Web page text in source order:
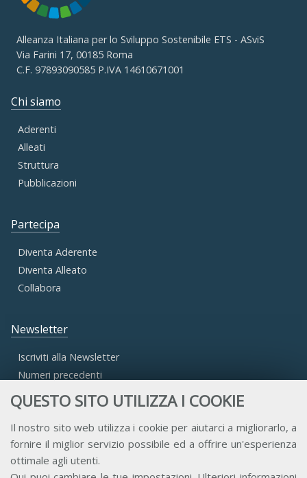
QUESTO SITO UTILIZZA I COOKIE
Il nostro sito web utilizza i cookie per aiutarci a migliorarlo, a
fornire il miglior servizio possibile ed a offrire un'esperienza
ottimale agli utenti.
Alleanza Italiana per lo Sviluppo Sostenibile ETS - ASviS
Via Farini 17, 00185 Roma
C.F. 97893090585 P.IVA 14610671001
Chi siamo
Aderenti
Alleati
Struttura
Pubblicazioni
Partecipa
Diventa Aderente
Diventa Alleato
Collabora
Newsletter
Iscriviti alla Newsletter
Numeri precedenti
Accesso Aderenti
Accesso Consulta